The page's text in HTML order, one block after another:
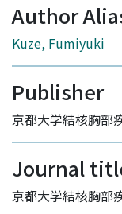
Author
Kuze, Fumiyuki
Publisher
京都大学結核胸部
Journal
京都大学結核胸部